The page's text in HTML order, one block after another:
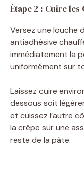
Étape 2 : Cuire les
Versez une louche
antiadhésive
immédiatement la
uniformément sur
Laissez cuire
dessous soit
et cuissez l’autre
la crêpe sur une
reste de la pâte.